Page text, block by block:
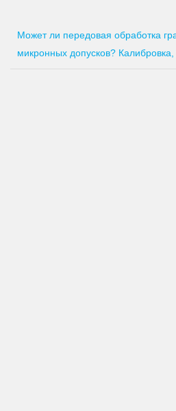
Может ли передовая обработка
микронных допусков? Калибровка,